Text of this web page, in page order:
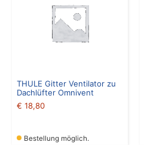
THULE Gitter Ventilator zu
Dachlüfter Omnivent
€ 18,80
Bestellung möglich.